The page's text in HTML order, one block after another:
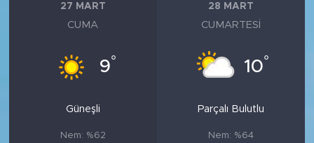
27 MART
CUMA
9°
Güneşli
Nem: %62
28 MART
CUMARTESI
10°
Parçalı Bulutlu
Nem: %64